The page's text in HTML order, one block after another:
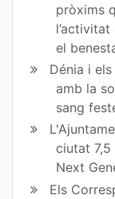
pròxims
el
Dénia i
amb la
sang
ciutat
Next
Els